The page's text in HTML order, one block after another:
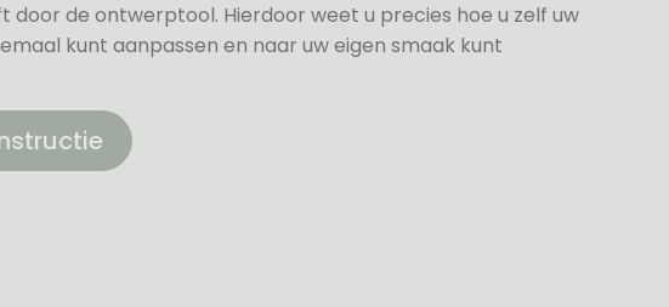
door de ontwerptool. Hierdoor weet u precies hoe u zelf uw
kunt aanpassen en naar uw eigen smaak kunt